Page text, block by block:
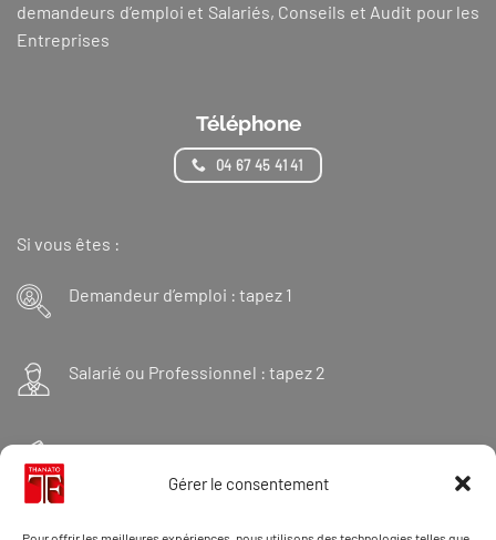
Gérer le consentement
demandeurs d’emploi et Salariés, Conseils et Audit pour les
Entreprises
Téléphone
04 67 45 41 41
Si vous êtes :
Demandeur d’emploi : tapez 1
Salarié ou Professionnel : tapez 2
Financeur : tapez 3
Et « 98 » pour une formation Thanatopraxie